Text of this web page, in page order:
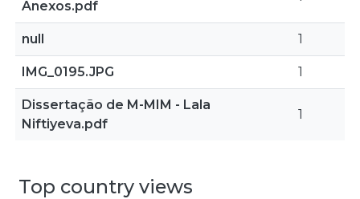
Anexos.pdf
null 1
IMG_0195.JPG 1
Dissertação de M-MIM - Lala
Niftiyeva.pdf
1
Top country views